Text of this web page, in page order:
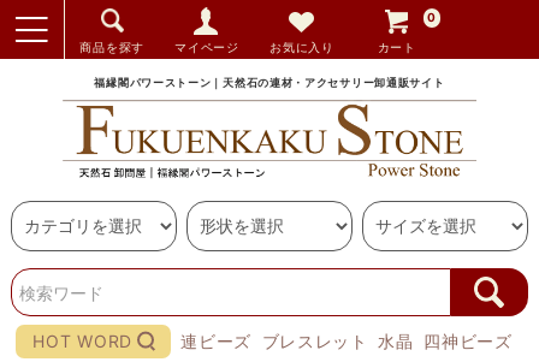
商品を探す マイページ お気に入り カート
0
福縁閣パワーストーン｜天然石の連材・アクセサリー卸通販サイト
HOT WORD 連ビーズ ブレスレット 水晶
四神ビーズ